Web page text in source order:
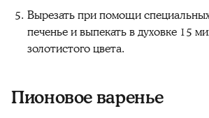
Вырезать при помощи
печенье и выпекать в духовке 15
золотистого цвета.
Пионовое варенье